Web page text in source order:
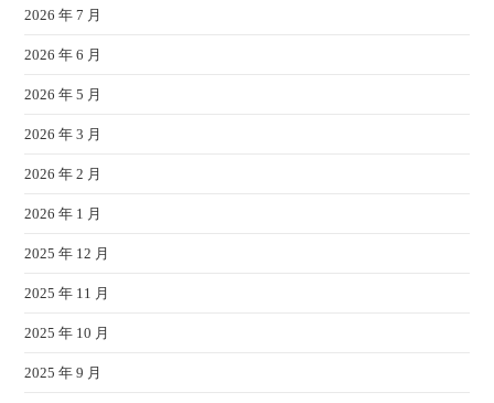
2026 年 7 月
2026 年 6 月
2026 年 5 月
2026 年 3 月
2026 年 2 月
2026 年 1 月
2025 年 12 月
2025 年 11 月
2025 年 10 月
2025 年 9 月